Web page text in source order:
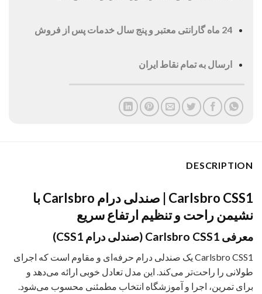
24 ماه گارانتی معتبر و پنج سال خدمات پس از فروش
ارسال به تمام نقاط ایران
DESCRIPTION
Carlsbro CSS1 | صندلی درام Carlsbro با
نشیمن راحت و تنظیم ارتفاع سریع
معرفی Carlsbro CSS1 (صندلی درام CSS1)
Carlsbro CSS1 یک صندلی درام حرفه‌ای و مقاوم است که اجرای
طولانی را راحت‌تر می‌کند. این مدل تعادل خوبی ارائه می‌دهد و
برای تمرین، اجرا و آموزشگاه انتخاب مطمئنی محسوب می‌شود.